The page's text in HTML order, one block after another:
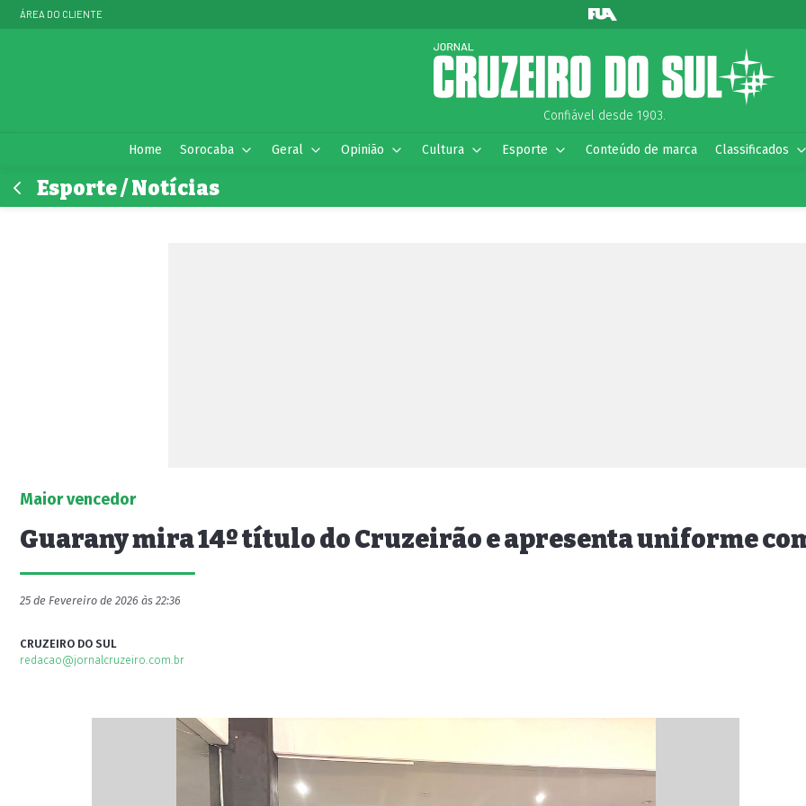
ÁREA DO CLIENTE
Confiável desde 1903.
Home Sorocaba Geral Opinião Cultura Esporte Conteúdo de marca Classificados
Esporte / Notícias
Maior vencedor
Guarany mira 14º título do Cruzeirão e apresenta uniforme
25 de Fevereiro de 2026 às 22:36
CRUZEIRO DO SUL
redacao@jornalcruzeiro.com.br